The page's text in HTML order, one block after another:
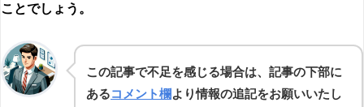
ことでしょう。
この記事で不足を感じる場合は、記事の下部に
あるコメント欄より情報の追記をお願いいたし